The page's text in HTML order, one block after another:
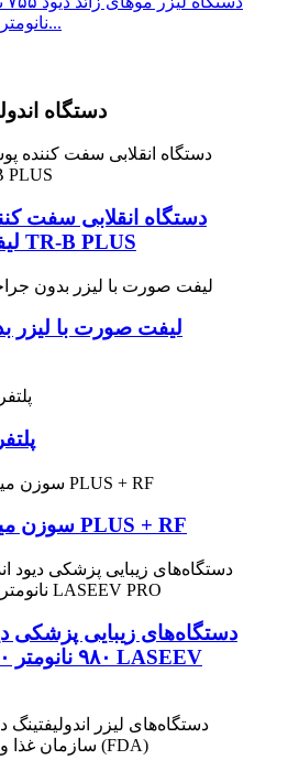
دستگاه اندولیزر 980+1470
دستگاه انقلابی سفت
لیفت اندولیزر TR-B PLUS
لیفت صورت با لیزر
سوزن میکرونیدلینگ PLUS + RF
دستگاه‌های زیبایی پزشکی